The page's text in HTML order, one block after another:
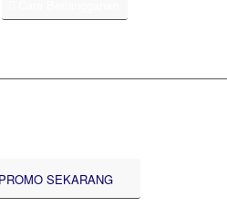
SEKARANG